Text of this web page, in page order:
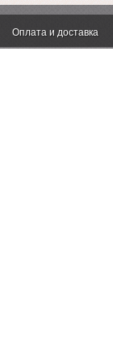
Оплата и доставка